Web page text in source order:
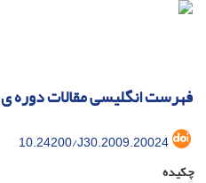
فهرست انگلیسی مقالات دوره ی 25، شماره 51.1
10.24200/J30.2009.20024
چکیده